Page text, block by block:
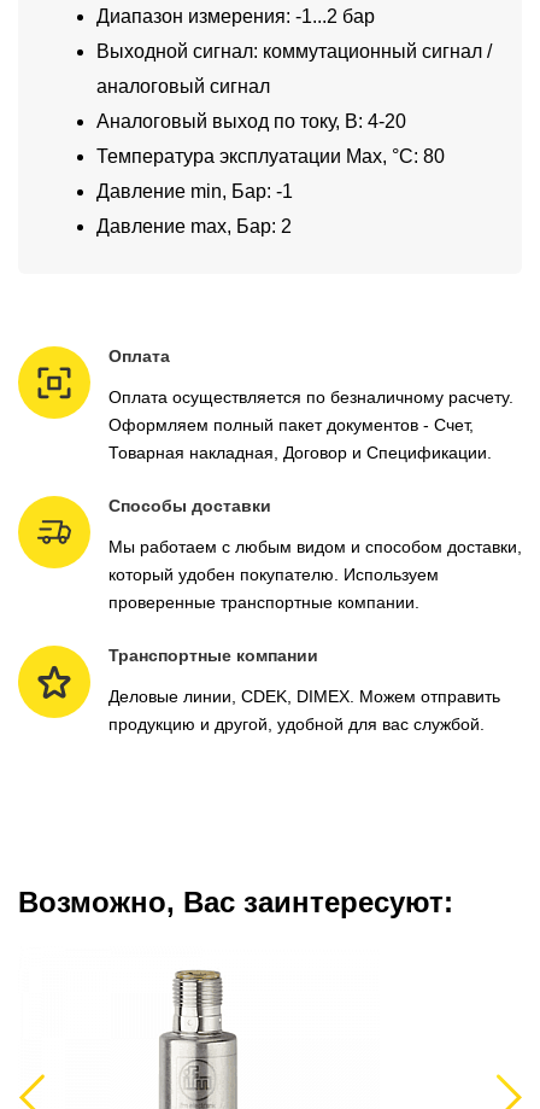
Диапазон измерения: -1...2 бар
Выходной сигнал: коммутационный сигнал /
аналоговый сигнал
Аналоговый выход по току, В: 4-20
Температура эксплуатации Max, °C: 80
Давление min, Бар: -1
Давление max, Бар: 2
Оплата
Оплата осуществляется по безналичному расчету.
Оформляем полный пакет документов - Счет,
Товарная накладная, Договор и Спецификации.
Способы доставки
Мы работаем с любым видом и способом доставки,
который удобен покупателю. Используем
проверенные транспортные компании.
Транспортные компании
Деловые линии, CDEK, DIMEX. Можем отправить
продукцию и другой, удобной для вас службой.
Возможно, Вас заинтересуют:
Previous Next